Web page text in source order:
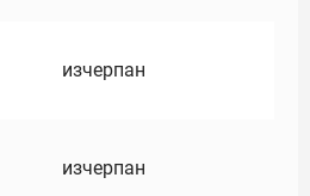
изчерпан
изчерпан